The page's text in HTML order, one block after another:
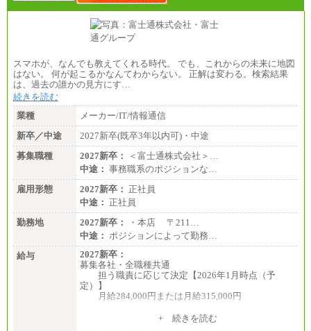
スマホが、なんでも教えてくれる時代。 でも、これからの未来に地図
はない。 何が起こるかなんてわからない。 正解は変わる。検索結果
は、過去の誰かの見方にす…
続きを読む
業種
メーカー/IT/情報通信
新卒／中途
2027新卒(既卒3年以内可)・中途
募集職種
2027新卒：
＜富士通株式会社＞…
中途： 事務職系のポジションな…
雇用形態
2027新卒： 正社員
中途： 正社員
勤務地
2027新卒：
・本店 〒211…
中途： ポジションによって勤務…
給与
2027新卒：
募集各社・全職種共通
担う職責に応じて決定【2026年1月時点（予
定）】
月給284,000円または月給315,000円
※入社後早期から、自律的な業務遂行が求めら
+ 続きを読む